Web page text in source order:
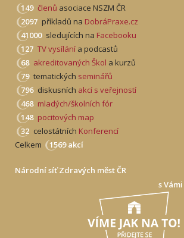
149 členů asociace NSZM ČR
2097 příkladů na DobráPraxe.cz
41000 sledujících na Facebooku
127 TV vysílání a podcastů
68 akreditovaných Škol a kurzů
79 tematických seminářů
796 diskusních akcí s veřejností
468 mladých/školních fór
148 pocitových map
32 celostátních Konferencí
Celkem
1569 akcí
Národní síť Zdravých měst ČR
s